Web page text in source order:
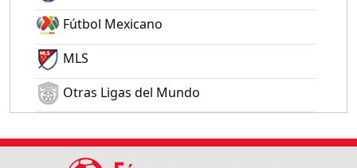
Fútbol Mexicano
MLS
Otras Ligas del Mundo